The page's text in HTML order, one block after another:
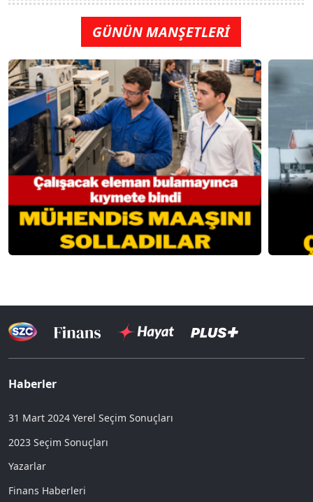
GÜNÜN MANŞETLERİ
Haberler
31 Mart 2024 Yerel Seçim Sonuçları
2023 Seçim Sonuçları
Yazarlar
Finans Haberleri